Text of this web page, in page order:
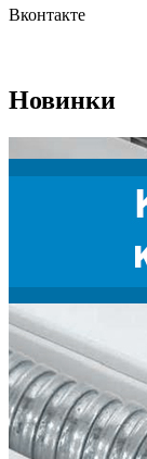
Вконтакте
Новинки